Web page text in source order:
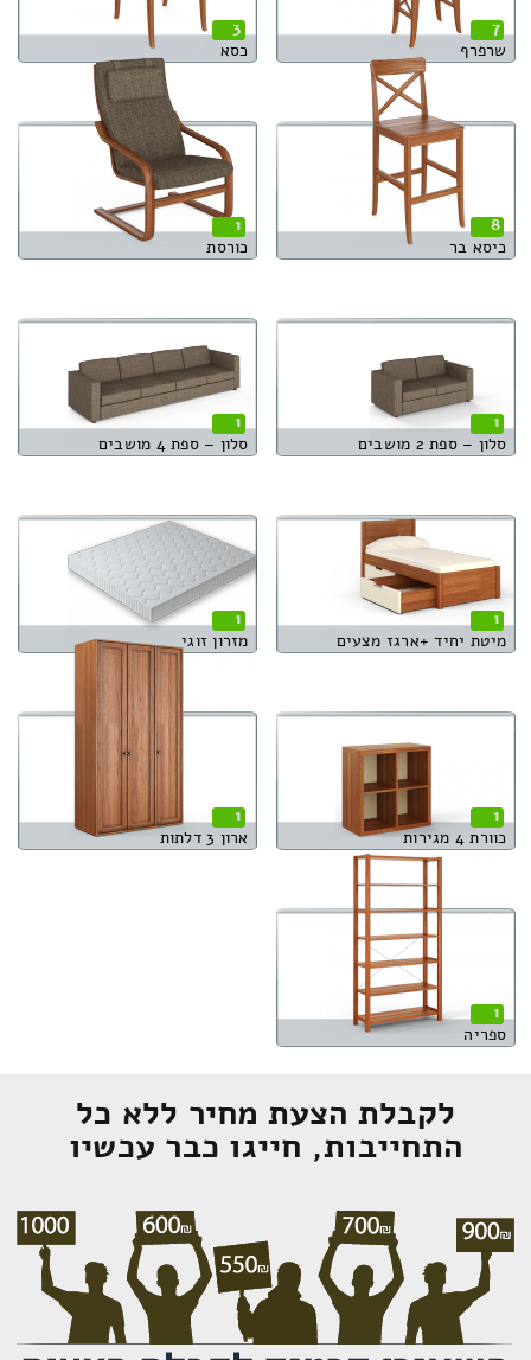
7
שרפרף
3
כסא
8
כיסא בר
1
כורסת
1
סלון – ספת 2 מושבים
1
סלון – ספת 4 מושבים
1
מיטת יחיד +ארגז מצעים
1
מזרון זוגי
1
כוורת 4 מגירות
1
ארון 3 דלתות
1
ספריה
לקבלת הצעת מחיר ללא כל
התחייבות, חייגו כבר עכשיו